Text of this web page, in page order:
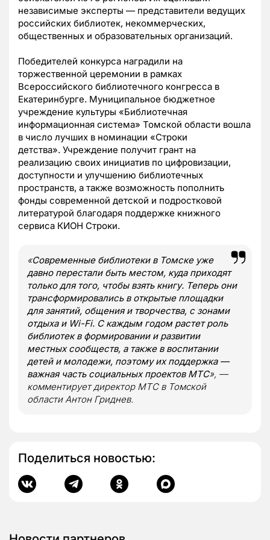
независимые эксперты — представители ведущих
российских библиотек, некоммерческих,
общественных и образовательных организаций.
Победителей конкурса наградили на
торжественной церемонии в рамках
Всероссийского библиотечного конгресса в
Екатеринбурге. Муниципальное бюджетное
учреждение культуры «Библиотечная
информационная система» Томской области вошла
в число лучших в номинации «Строки
детства». Учреждение получит грант на
реализацию своих инициатив по цифровизации,
доступности и улучшению библиотечных
пространств, а также возможность пополнить
фонды современной детской и подростковой
литературой благодаря поддержке книжного
сервиса КИОН Строки.
«Современные библиотеки в Томске уже
давно перестали быть местом, куда приходят
только для того, чтобы взять книгу. Теперь они
трансформировались в открытые площадки
для занятий, общения и творчества, с зонами
отдыха и Wi-Fi. С каждым годом растет роль
библиотек в формировании и развитии
местных сообществ, а также в воспитании
детей и молодежи, поэтому их поддержка —
важная часть социальных проектов МТС», —
комментирует директор МТС в Томской
области Антон Гриднев.
Поделиться новостью: